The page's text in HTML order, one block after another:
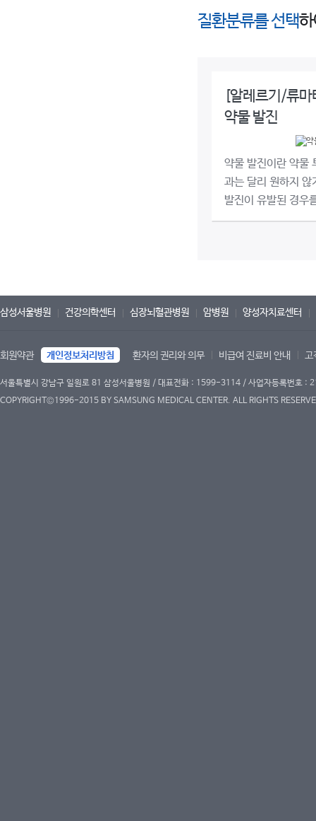
질환분류를 선택
[알레르기/류
약물 발진
약물 발진이란 약물
과는 달리 원하지 않
발진이 유발된 경우
삼성서울병원 건강의학센터 심장뇌혈관병원 암병원 양성자치료센터
회원약관 개인정보처리방침 환자의 권리와 의무 비급여 진료비 안내 고
서울특별시 강남구 일원로 81 삼성서울병원 / 대표전화 : 1599-3114 / 사업자등록번호
COPYRIGHT©1996-2015 BY SAMSUNG MEDICAL CENTER. ALL RIGHTS